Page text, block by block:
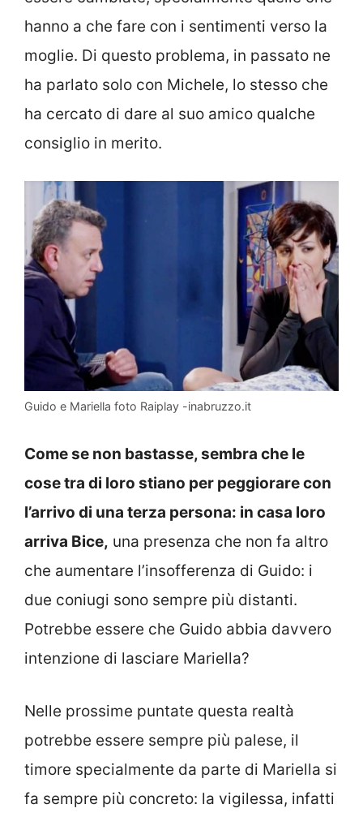
hanno a che fare con i sentimenti verso la
moglie. Di questo problema, in passato ne
ha parlato solo con Michele, lo stesso che
ha cercato di dare al suo amico qualche
consiglio in merito.
Guido e Mariella foto Raiplay -inabruzzo.it
Come se non bastasse, sembra che le
cose tra di loro stiano per peggiorare con
l’arrivo di una terza persona: in casa loro
arriva Bice, una presenza che non fa altro
che aumentare l’insofferenza di Guido: i
due coniugi sono sempre più distanti.
Potrebbe essere che Guido abbia davvero
intenzione di lasciare Mariella?
Nelle prossime puntate questa realtà
potrebbe essere sempre più palese, il
timore specialmente da parte di Mariella si
fa sempre più concreto: la vigilessa, infatti